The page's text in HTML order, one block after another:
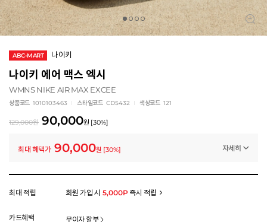
ABC-MART 나이키
나이키 에어 맥스 엑시
WMNS NIKE AIR MAX EXCEE
상품코드 1010103463 스타일코드 CD5432 색상코드 121
129,000원 90,000원 [30%]
최대 혜택가 90,000원 [30%] 자세히
멤버십 상시 할인
모든 혜택이 적용된 금액으로, 실제 결제 금액과는 차이가 있을 수 있습니다.
최대 적립 회원 가입 시 5,000P즉시 적립
카드혜택 무이자 할부